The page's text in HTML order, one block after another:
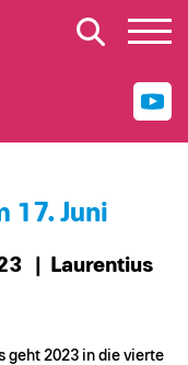
17. Juni
| Laurentius
geht 2023 in die vierte